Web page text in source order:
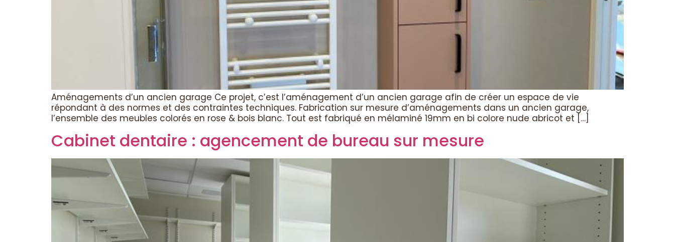
Aménagements d’un ancien garage Ce projet, c’est l’aménagement d’un ancien garage afin de créer un espace de vie
répondant à des normes et des contraintes techniques. Fabrication sur mesure d’aménagements dans un ancien garage,
l’ensemble des meubles colorés en rose & bois blanc. Tout est fabriqué en mélaminé 19mm en bi colore nude abricot et […]
Cabinet dentaire : agencement de bureau sur mesure